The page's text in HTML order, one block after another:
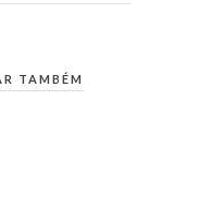
TAMBÉM